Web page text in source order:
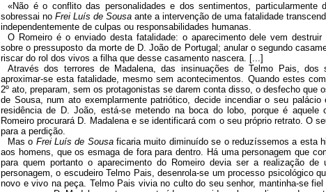
«Não é o conflito das personalidades e dos sentimentos, particularmente
sobressai no Frei Luís de Sousa ante a intervenção de uma fatalidade
independentemente de culpas ou responsabilidades humanas.
O Romeiro é o enviado desta fatalidade: o aparecimento dele vem
sobre o pressuposto da morte de D. João de Portugal; anular o segundo
riscar do rol dos vivos a filha que desse casamento nascera. [...]
Através dos terrores de Madalena, das insinuações de Telmo Pais, dos
aproximar-se esta fatalidade, mesmo sem acontecimentos. Quando estes
2º ato, preparam, sem os protagonistas se darem conta disso, o desfecho que
de Sousa, num ato exemplarmente patriótico, decide incendiar o seu palácio
residência de D. João, está-se metendo na boca do lobo, porque é aquele
Romeiro procurará D. Madalena e se identificará com o seu próprio retrato. O
para a perdição.
Mas o Frei Luís de Sousaficaria muito diminuído se o reduzíssemos a esta
aos homens, que os esmaga de fora para dentro. Há uma personagem que
para quem portanto o aparecimento do Romeiro devia ser a realização de
personagem, o escudeiro Telmo Pais, desenrola-se um processo psicológico
novo e vivo na peça. Telmo Pais vivia no culto do seu senhor, mantinha-se